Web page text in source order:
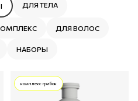
ДЛЯ ТЕЛА
ДЛЯ ВОЛОС
НАБОРЫ
комплекс грибов